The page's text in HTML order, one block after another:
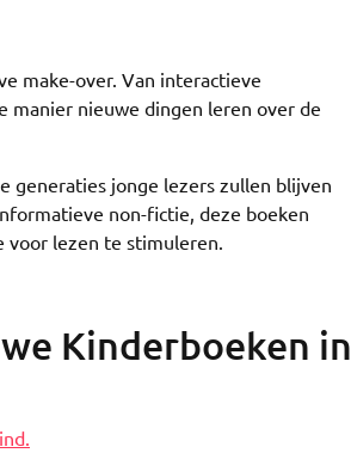
make-over. Van interactieve
manier nieuwe dingen leren over de
generaties jonge lezers zullen blijven
non-fictie, deze boeken
voor lezen te stimuleren.
Kinderboeken in